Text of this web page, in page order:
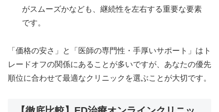
がスムーズかなども、継続性を左右する重要な要素
です。
「価格の安さ」と「医師の専門性・手厚いサポート」はト
レードオフの関係にあることが多いですが、あなたの優先
順位に合わせて最適なクリニックを選ぶことが大切です。